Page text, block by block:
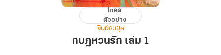
โหลด
ตัวอย่าง
จีนย้อนยุค
กบฎหวนรัก เล่ม 1